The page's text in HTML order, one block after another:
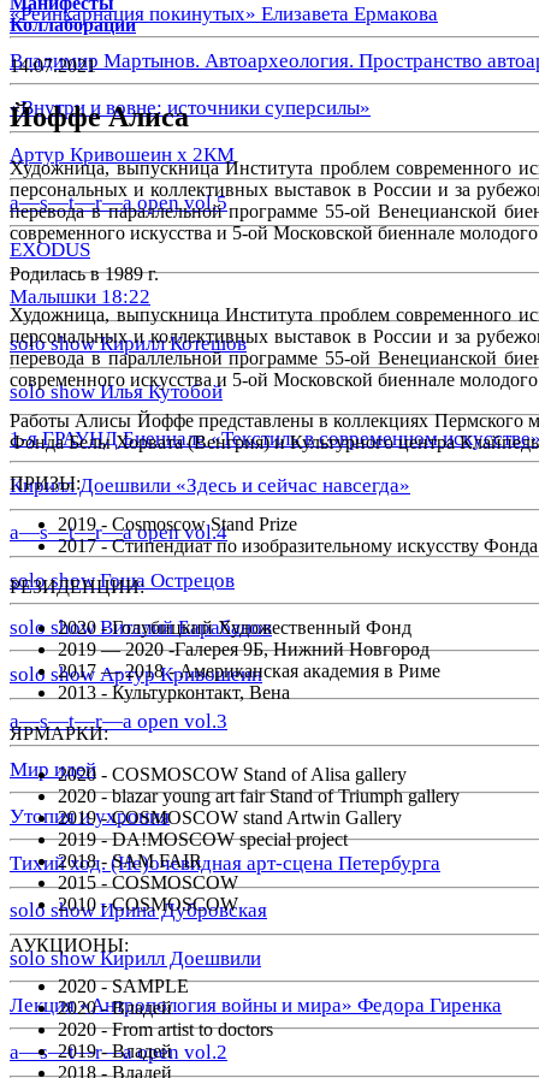
«Реинкарнация покинутых» Елизавета Ермакова
Владимир Мартынов. Автоархеология. Пространство
«Внутри и вовне: источники суперсилы»
Артур Кривошеин х 2КМ
a—s—t—r—a open vol.5
EXODUS
Малышки 18:22
solo show Кирилл Котешов
solo show Илья Кутобой
1-я ГРАУНД Биеннале «Текстиль в современном
Кирилл Доешвили «Здесь и сейчас навсегда»
a—s—t—r—a open vol.4
solo show Гоша Острецов
solo show Виталий Барабанов
solo show Артур Кривошеин
a—s—t—r—a open vol.3
Мир идей
Утопия и ухрония
Тихий ход. (Не)очевидная арт-сцена Петербурга
solo show Ирина Дубровская
solo show Кирилл Доешвили
Лекция «Антропология войны и мира» Федора Гиренка
a—s—t—r—a open vol.2
Коллаборации
14.07.2021
Йоффе Алиса
Художница, выпускница Института проблем современного
персональных и коллективных выставок в России и за
перевода в параллельной программе 55-ой Венецианской
современного искусства и 5-ой Московской биеннале молодого
Родилась в 1989 г.
Художница, выпускница Института проблем современного
персональных и коллективных выставок в России и за
перевода в параллельной программе 55-ой Венецианской
современного искусства и 5-ой Московской биеннале молодого
Работы Алисы Йоффе представлены в коллекциях Пермского
Фонда Белы Хорвата (Венгрия) и Культурного центра
ПРИЗЫ:
2019 - Cosmoscow Stand Prize
2017 - Стипендиат по изобразительному искусству
РЕЗИДЕНЦИИ:
2020 - Голубицкий Художественный Фонд
2019 — 2020 -Галерея 9Б, Нижний Новгород
2017 — 2018 - Американская академия в Риме
2013 - Культурконтакт, Вена
ЯРМАРКИ:
2020 - COSMOSCOW Stand of Alisa gallery
2020 - blazar young art fair Stand of Triumph gallery
2019 - COSMOSCOW stand Artwin Gallery
2019 - DA!MOSCOW special project
2018 - SAM FAIR
2015 - COSMOSCOW
2010 - COSMOSCOW
АУКЦИОНЫ:
2020 -SAMPLE
2020 - Владей
2020 -From artist to doctors
2019 - Владей
2018 - Владей